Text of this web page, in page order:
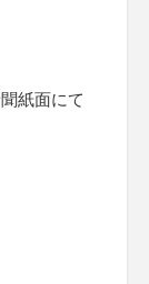
紙面にて